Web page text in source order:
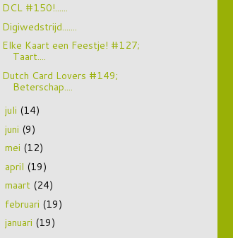
DCL #150!......
Digiwedstrijd.......
Elke Kaart een Feestje! #127;
Taart....
Dutch Card Lovers #149;
Beterschap....
juli (14)
juni (9)
mei (12)
april (19)
maart (24)
februari (19)
januari (19)